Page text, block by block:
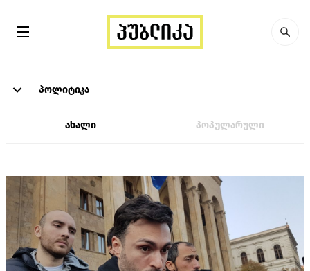
პოლიტიკა
ახალი პოპულარული